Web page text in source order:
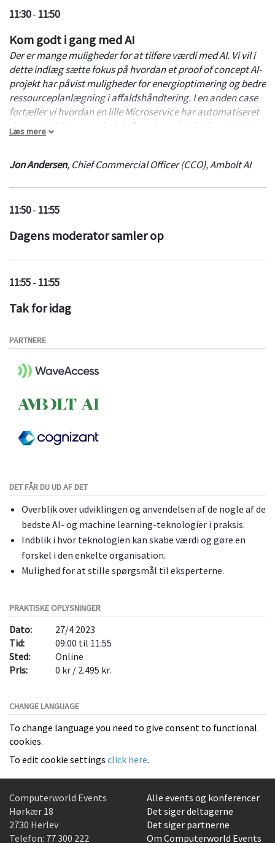
11:30- 11:50
Kom godt i gang med AI
Der er mange muligheder for at tilføre værdi med AI. Vi vil i
dette indlæg sætte fokus på hvordan et proof of concept AI-
projekt har påvist muligheder for energioptimering og bedre
ressourceplanlægning i affaldshåndtering. I en anden case
fortæller vi hvordan en lille Microservice har automatiseret
den mest tidskrævende del af analysearbejdet hos Institut
for Kundetyper.
Læs mere
Jon Andersen, Chief Commercial Officer (CCO),Ambolt AI
11:50- 11:55
Dagens moderator samler op
11:55- 11:55
Tak for idag
PARTNERE
DET FÅR DU UD AF DET
Overblik over udviklingen og anvendelsen af de nogle af de
bedste AI- og machine learning-teknologier i praksis.
Indblik i hvor teknologien kan skabe værdi og gøre en
forskel i den enkelte organisation.
Mulighed for at stille spørgsmål til eksperterne.
PRAKTISKE OPLYSNINGER
Dato:
27/4 2023
Tid:
09:00 til 11:55
Sted:
Online
Pris:
0 kr / 2.495 kr.
CHANGE LANGUAGE
To change language you need to give consent to functional
cookies.
To edit cookie settings click here.
Computerworld Events
Hørkær 18
2730 Herlev
Telefon: 77 300 222
Alle events og konferencer
Det siger deltagerne
Det siger partnerne
Om Computerworld Events